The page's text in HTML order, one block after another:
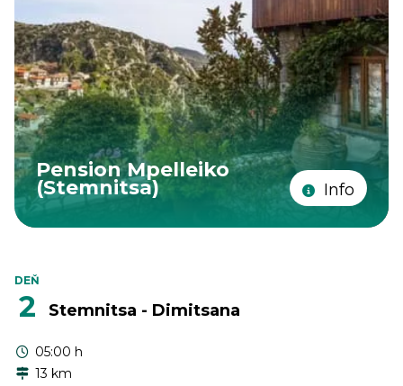
Pension Mpelleiko
(Stemnitsa) Info
DEŇ
2 Stemnitsa - Dimitsana
05:00 h
13 km